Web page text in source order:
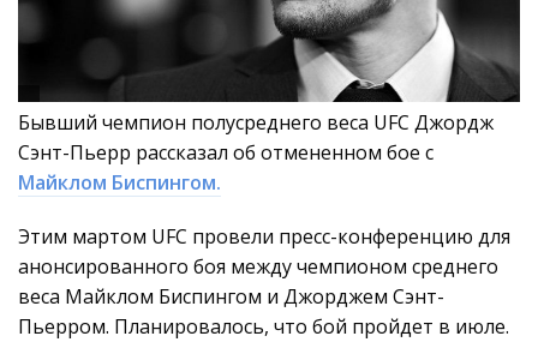
Бывший чемпион полусреднего веса UFC Джордж
Сэнт-Пьерр рассказал об отмененном бое с
Майклом Биспингом.
Этим мартом UFC провели пресс-конференцию для
анонсированного боя между чемпионом среднего
веса Майклом Биспингом и Джорджем Сэнт-
Пьерром. Планировалось, что бой пройдет в июле.